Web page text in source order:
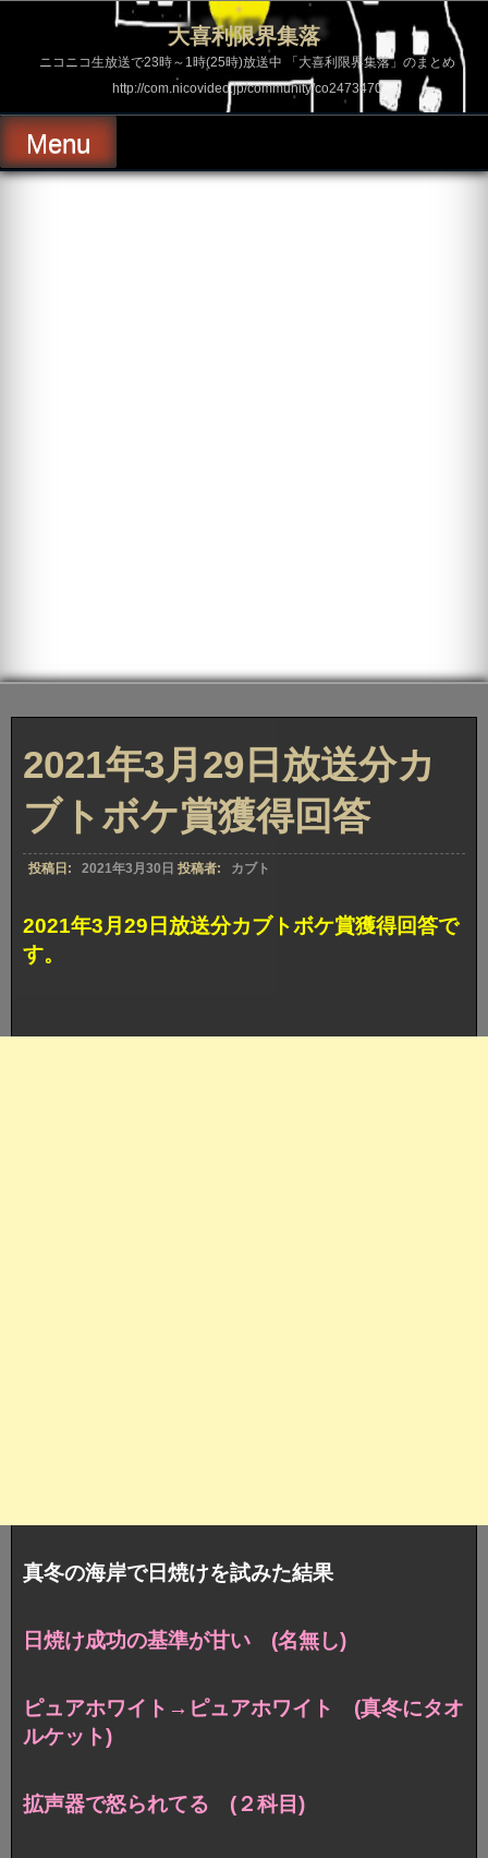
ス
ッ
プ
大喜利限界集落
ニコニコ生放送で23時～1時(25時)放送中 「大喜利限界集落」のまとめ
http://com.nicovideo.jp/community/co2473470
Menu
2021年3月29日放送分カ
ブトボケ賞獲得回答
投稿日: 2021年3月30日 投稿者: カブト
2021年3月29日放送分カブトボケ賞獲得回答で
す。
真冬の海岸で日焼けを試みた結果
日焼け成功の基準が甘い (名無し)
ピュアホワイト→ピュアホワイト (真冬にタオ
ルケット)
拡声器で怒られてる (２科目)